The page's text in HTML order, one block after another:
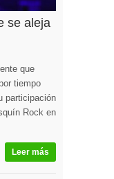
se aleja
que
tiempo
participación
Rock en
Leer más